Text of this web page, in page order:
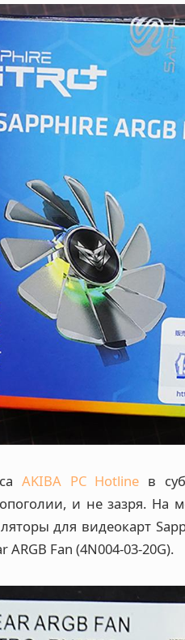
AKIBA PC Hotline в
и не зазря. На
для видеокарт
Fan (4N004-03-20G).